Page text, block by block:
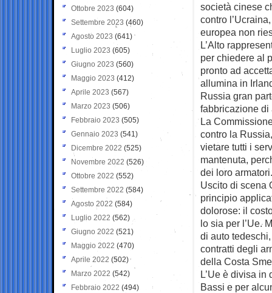
società cinese
contro
europea non
L’Alto
per chiedere al
pronto ad
allumina in
Russia gran
fabbricazione di
La
contro la
vietare tutti i
mantenuta,
dei loro armatori.
Uscito di scena
principio
dolorose: il
lo sia per l’Ue.
di auto
contratti degli
della Costa
L’Ue è divisa
Bassi e per
Ottobre 2023 (604)
Settembre 2023 (460)
Agosto 2023 (641)
Luglio 2023 (605)
Giugno 2023 (560)
Maggio 2023 (412)
Aprile 2023 (567)
Marzo 2023 (506)
Febbraio 2023 (505)
Gennaio 2023 (541)
Dicembre 2022 (525)
Novembre 2022 (526)
Ottobre 2022 (552)
Settembre 2022 (584)
Agosto 2022 (584)
Luglio 2022 (562)
Giugno 2022 (521)
Maggio 2022 (470)
Aprile 2022 (502)
Marzo 2022 (542)
Febbraio 2022 (494)